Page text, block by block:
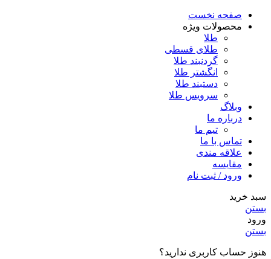
صفحه نخست
محصولات ویژه
طلا
طلای قسطی
گردنبند طلا
انگشتر طلا
دستبند طلا
سرویس طلا
وبلاگ
درباره ما
تیم ما
تماس با ما
علاقه مندی
مقایسه
ورود / ثبت نام
سبد خرید
بستن
ورود
بستن
هنوز حساب کاربری ندارید؟